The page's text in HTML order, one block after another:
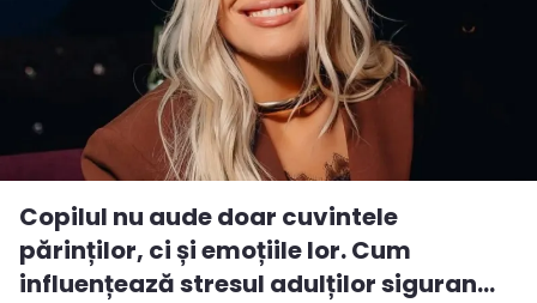
Copilul nu aude doar cuvintele
părinților, ci și emoțiile lor. Cum
influențează stresul adulților siguran...